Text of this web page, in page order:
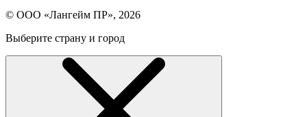
© ООО «Лангейм ПР», 2026
Выберите страну и город